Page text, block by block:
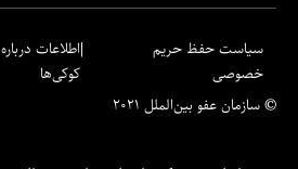
سیاست حفظ حریم
خصوصی
اطلاعات درباره
کوکی‌ها
© سازمان عفو بین‌الملل ۲۰۲۱